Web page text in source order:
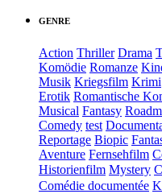
GENRE
Action Thriller Drama
Komödie Romanze
Musik Kriegsfilm Krimi
Erotik Romantische
Musical Fantasy
Comedy test
Reportage Biopic
Aventure Fernsehfilm
Historienfilm Mystery
Comédie documentée